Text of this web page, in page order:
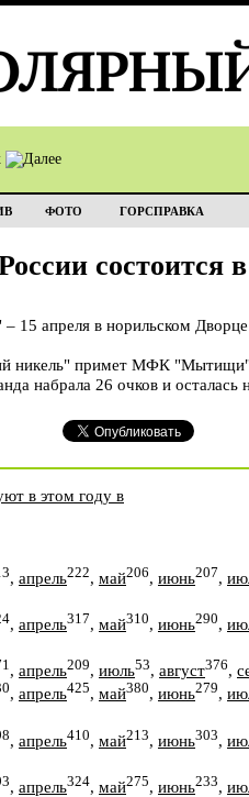
ФОТО ГОРСПРАВКА
состоится
апреля в норильском
никель" примет МФК
набрала 26 очков и
в этом году в
, апрель222, май206, июнь207,
, апрель317, май310, июнь290,
, апрель209, июль53, август376,
, апрель425, май380, июнь279,
, апрель410, май213, июнь303,
, апрель324, май275, июнь233,